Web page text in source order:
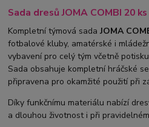
Sada dresů JOMA COMBI 20
Kompletní týmová sadaJOMA
fotbalové kluby, amatérské i
vybavení pro celý tým včetně
Sada obsahuje kompletní hráčské
připravena pro okamžité použití při
Díky funkčnímu materiálu nabízí
a dlouhou životnost i při